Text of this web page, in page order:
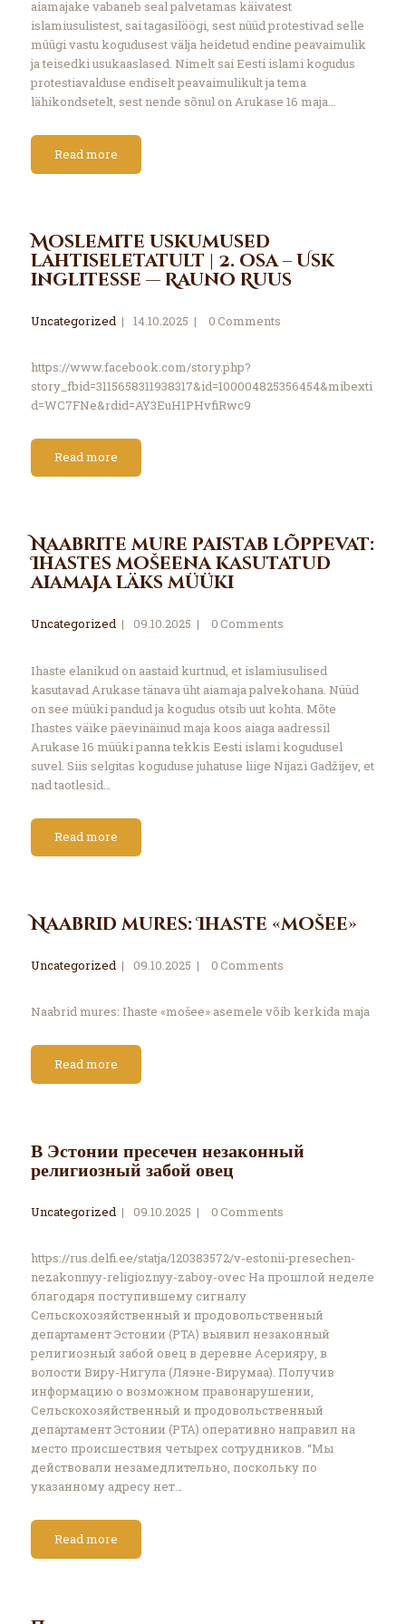
aiamajake vabaneb seal palvetamas käivatest
islamiusulistest, sai tagasilöögi, sest nüüd protestivad selle
müügi vastu kogudusest välja heidetud endine peavaimulik
ja teisedki usukaaslased. Nimelt sai Eesti islami kogudus
protestiavalduse endiselt peavaimulikult ja tema
lähikondsetelt, sest nende sõnul on Arukase 16 maja…
Read more
Moslemite uskumused
lahtiseletatult | 2. osa – Usk
inglitesse — Rauno Ruus
Uncategorized 14.10.2025 0Comments
https://www.facebook.com/story.php?
story_fbid=3115658311938317&id=100004825356454&mibexti
d=WC7FNe&rdid=AY3EuH1PHvfiRwc9
Read more
Naabrite mure paistab lõppevat:
Ihastes mošeena kasutatud
aiamaja läks müüki
Uncategorized 09.10.2025 0Comments
Ihaste elanikud on aastaid kurtnud, et islamiusulised
kasutavad Arukase tänava üht aiamaja palvekohana. Nüüd
on see müüki pandud ja kogudus otsib uut kohta. Mõte
Ihastes väike päevinäinud maja koos aiaga aadressil
Arukase 16 müüki panna tekkis Eesti islami kogudusel
suvel. Siis selgitas koguduse juhatuse liige Nijazi Gadžijev, et
nad taotlesid…
Read more
Naabrid mures: Ihaste «mošee»
Uncategorized 09.10.2025 0Comments
Naabrid mures: Ihaste «mošee» asemele võib kerkida maja
Read more
В Эстонии пресечен незаконный
религиозный забой овец
Uncategorized 09.10.2025 0Comments
https://rus.delfi.ee/statja/120383572/v-estonii-presechen-
nezakonnyy-religioznyy-zaboy-ovec На прошлой неделе
благодаря поступившему сигналу
Сельскохозяйственный и продовольственный
департамент Эстонии (PTA) выявил незаконный
религиозный забой овец в деревне Асерияру, в
волости Виру-Нигула (Ляэне-Вирумаа). Получив
информацию о возможном правонарушении,
Сельскохозяйственный и продовольственный
департамент Эстонии (PTA) оперативно направил на
место происшествия четырех сотрудников. “Мы
действовали незамедлительно, поскольку по
указанному адресу нет…
Read more